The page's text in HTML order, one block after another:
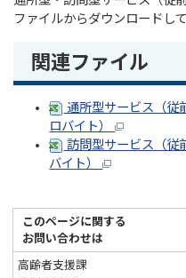
ファイルからダウンロードし
関連ファイル
通所型サービス（従
ロバイト）
訪問型サービス（従
バイト）
このページに関する
お問い合わせは
高齢者支援課